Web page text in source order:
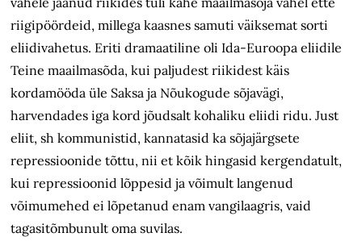
riigipöördeid, millega kaasnes samuti väiksemat sorti
eliidivahetus. Eriti dramaatiline oli Ida-Euroopa eliidile
Teine maailmasõda, kui paljudest riikidest käis
kordamööda üle Saksa ja Nõukogude sõjavägi,
harvendades iga kord jõudsalt kohaliku eliidi ridu. Just
eliit, sh kommunistid, kannatasid ka sõjajärgsete
repressioonide tõttu, nii et kõik hingasid kergendatult,
kui repressioonid lõppesid ja võimult langenud
võimumehed ei lõpetanud enam vangilaagris, vaid
tagasitõmbunult oma suvilas.